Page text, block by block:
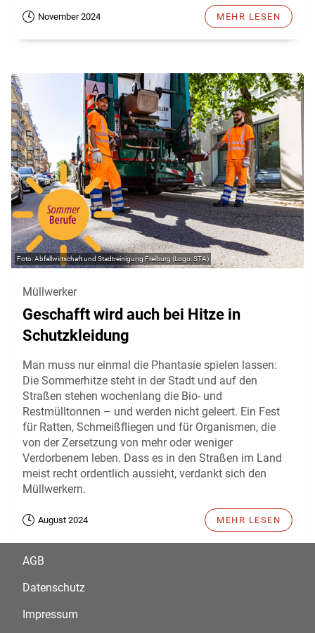
November 2024 MEHR LESEN
Abfallwirtschaft und Stadtreinigung Freiburg (Logo: STA)
Müllwerker
Geschafft wird auch bei Hitze in
Schutzkleidung
Man muss nur einmal die Phantasie spielen lassen:
Die Sommerhitze steht in der Stadt und auf den
Straßen stehen wochenlang die Bio- und
Restmülltonnen – und werden nicht geleert. Ein Fest
für Ratten, Schmeißfliegen und für Organismen, die
von der Zersetzung von mehr oder weniger
Verdorbenem leben. Dass es in den Straßen im Land
meist recht ordentlich aussieht, verdankt sich den
Müllwerkern.
August 2024 MEHR LESEN
AGB
Datenschutz
Impressum